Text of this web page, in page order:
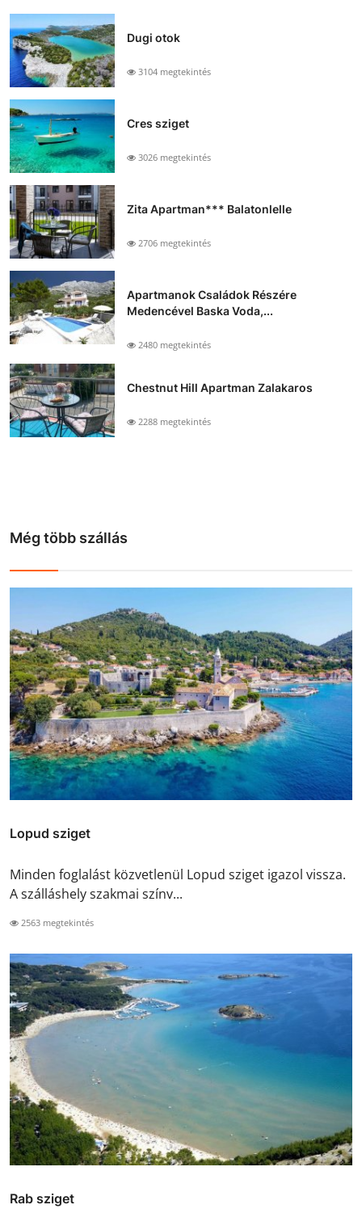
Dugi otok
3104 megtekintés
Cres sziget
3026 megtekintés
Zita Apartman*** Balatonlelle
2706 megtekintés
Apartmanok Családok Részére
Medencével Baska Voda,...
2480 megtekintés
Chestnut Hill Apartman Zalakaros
2288 megtekintés
Még több szállás
Lopud sziget
Minden foglalást közvetlenül Lopud sziget igazol vissza.
A szálláshely szakmai színv...
2563 megtekintés
Rab sziget